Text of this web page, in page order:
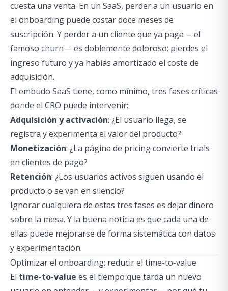
cuesta una venta. En un SaaS, perder a un usuario en
el onboarding puede costar doce meses de
suscripción. Y perder a un cliente que ya paga —el
famoso churn— es doblemente doloroso: pierdes el
ingreso futuro y ya habías amortizado el coste de
adquisición.
El embudo SaaS tiene, como mínimo, tres fases críticas
donde el CRO puede intervenir:
Adquisición y activación: ¿El usuario llega, se
registra y experimenta el valor del producto?
Monetización: ¿La página de pricing convierte trials
en clientes de pago?
Retención: ¿Los usuarios activos siguen usando el
producto o se van en silencio?
Ignorar cualquiera de estas tres fases es dejar dinero
sobre la mesa. Y la buena noticia es que cada una de
ellas puede mejorarse de forma sistemática con datos
y experimentación.
Optimizar el onboarding: reducir el time-to-value
El time-to-value es el tiempo que tarda un nuevo